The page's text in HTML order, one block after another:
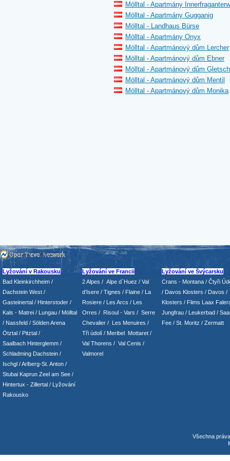
Mölltal - Apartmány
Mölltal - Apartmány Gugganig
Mölltal - Landhaus Bürse
Mölltal - Apartmány Onyx
Mölltal - Apartmánový dům Lercher
Mölltal - Apartmánový dům Ebner
Mölltal - Apartmánový dům
Mölltal - Apartmánový dům Mentil
Mölltal - Apartmánový dům Monika
Lyžování v Rakousku
Bad Kleinkirchheim /
Dachstein West /
Gasteinertal / Hinterstoder /
Kals - Matrei / Lungau / Mölltal
/ Nassfeld / Sölden Arena
Ötztal / Pitztal /
Saalbach Hinterglemm /
Schladming Dachstein /
Ischgl /Arlberg-St. Anton /
Stubai Kaprun Zeel am See /
Hintertux - Zillertal / Lyžování
Rakousko
Lyžování ve Francii
2 Alpes / Alpe d´Huez / Val
d’Isere / Tignes / Flaine / La
Rosiere / Les Arcs / Les
Orres / Risoul - Vars / Serre
Chevalier / Les Menuires /
Tři údolí / Meribel Mottaret /
Val Thorens / Val Cenis /
Valmorel
Lyžování ve Švýcarsku
Crans - Montana / Čtyři
/ Davos Klosters / Davos /
Klosters / Flims Laax
Jungfrau / Leukerbad /
Fee / St. Moritz / Zermatt
Všechna